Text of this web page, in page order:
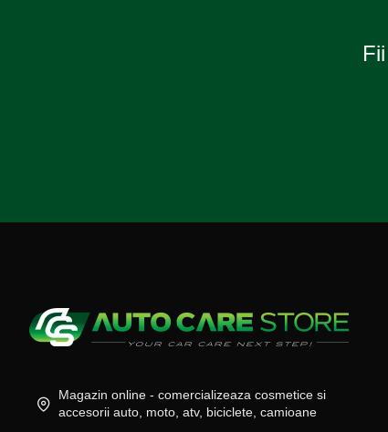
Magazin online - comercializeaza cosmetice si
accesorii auto, moto, atv, biciclete, camioane